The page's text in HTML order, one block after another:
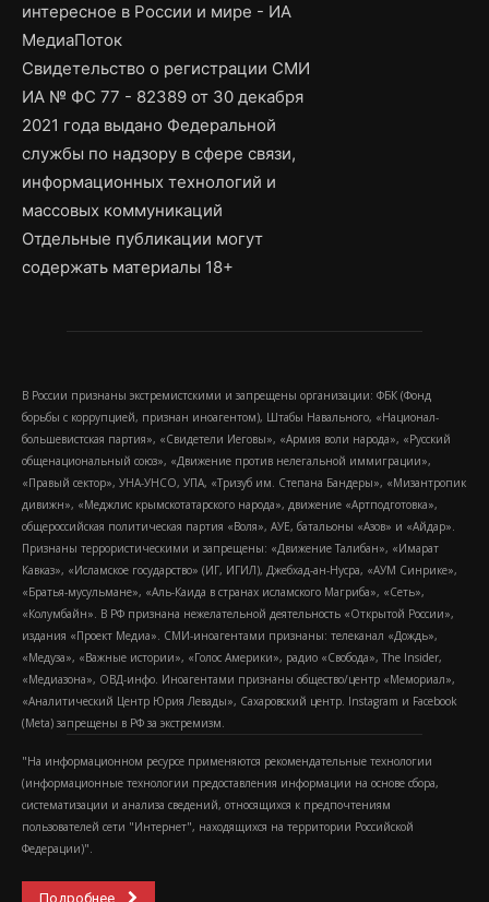
интересное в России и мире - ИА
МедиаПоток
Свидетельство о регистрации СМИ
ИА № ФС 77 - 82389 от 30 декабря
2021 года выдано Федеральной
службы по надзору в сфере связи,
информационных технологий и
массовых коммуникаций
Отдельные публикации могут
содержать материалы 18+
В России признаны экстремистскими и запрещены организации: ФБК (Фонд
борьбы с коррупцией, признан иноагентом), Штабы Навального, «Национал-
большевистская партия», «Свидетели Иеговы», «Армия воли народа», «Русский
общенациональный союз», «Движение против нелегальной иммиграции»,
«Правый сектор», УНА-УНСО, УПА, «Тризуб им. Степана Бандеры», «Мизантропик
дивижн», «Меджлис крымскотатарского народа», движение «Артподготовка»,
общероссийская политическая партия «Воля», АУЕ, батальоны «Азов» и «Айдар».
Признаны террористическими и запрещены: «Движение Талибан», «Имарат
Кавказ», «Исламское государство» (ИГ, ИГИЛ), Джебхад-ан-Нусра, «АУМ Синрике»,
«Братья-мусульмане», «Аль-Каида в странах исламского Магриба», «Сеть»,
«Колумбайн». В РФ признана нежелательной деятельность «Открытой России»,
издания «Проект Медиа». СМИ-иноагентами признаны: телеканал «Дождь»,
«Медуза», «Важные истории», «Голос Америки», радио «Свобода», The Insider,
«Медиазона», ОВД-инфо. Иноагентами признаны общество/центр «Мемориал»,
«Аналитический Центр Юрия Левады», Сахаровский центр. Instagram и Facebook
(Metа) запрещены в РФ за экстремизм.
"На информационном ресурсе применяются рекомендательные технологии
(информационные технологии предоставления информации на основе сбора,
систематизации и анализа сведений, относящихся к предпочтениям
пользователей сети "Интернет", находящихся на территории Российской
Федерации)".
Подробнее